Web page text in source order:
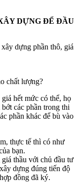
DỰNG ĐỂ ĐẦU
dựng phần thô, giá
chất lượng?
hết mức có thể, họ
các phần trong thi
phần khác để bù vào
thực tế thì có như
bạn.
thầu với chủ đầu tư
dựng đúng tiến độ
đồng đã ký.